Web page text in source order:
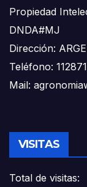
Propiedad
DNDA#MJ
Dirección:
Teléfono:
Mail:
VISITAS
Total de visitas: